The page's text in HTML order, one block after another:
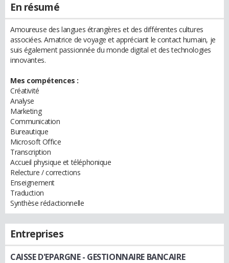
En résumé
Amoureuse des langues étrangères et des différentes cultures
associées. Amatrice de voyage et appréciant le contact humain, je
suis également passionnée du monde digital et des technologies
innovantes.
Mes compétences :
Créativité
Analyse
Marketing
Communication
Bureautique
Microsoft Office
Transcription
Accueil physique et téléphonique
Relecture / corrections
Enseignement
Traduction
Synthèse rédactionnelle
Entreprises
CAISSE D'EPARGNE- GESTIONNAIRE BANCAIRE